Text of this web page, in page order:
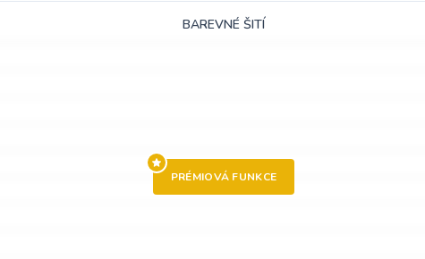
BAREVNÉ ŠITÍ
PRÉMIOVÁ FUNKCE